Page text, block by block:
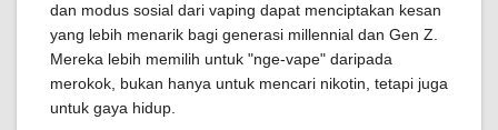
dan modus sosial dari vaping dapat menciptakan kesan
yang lebih menarik bagi generasi millennial dan Gen Z.
Mereka lebih memilih untuk "nge-vape" daripada
merokok, bukan hanya untuk mencari nikotin, tetapi juga
untuk gaya hidup.